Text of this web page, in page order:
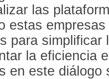
las
estas
para simplificar
la eficiencia
en este diálogo